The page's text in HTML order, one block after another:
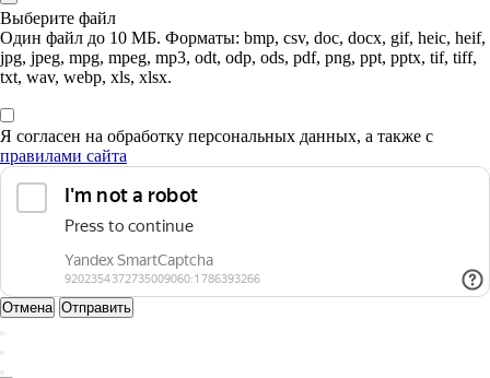
Выберите файл
Один файл до 10 МБ. Форматы: bmp, csv, doc, docx, gif, heic, heif,
jpg, jpeg, mpg, mpeg, mp3, odt, odp, ods, pdf, png, ppt, pptx, tif, tiff,
txt, wav, webp, xls, xlsx.
Я согласен на обработку персональных данных, а также с
правилами сайта
Отмена Отправить